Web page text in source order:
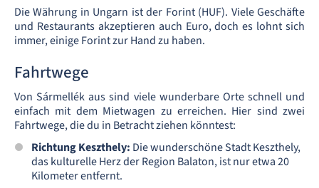
Die Währung in Ungarn ist der Forint (HUF). Viele Geschäfte
und Restaurants akzeptieren auch Euro, doch es lohnt sich
immer, einige Forint zur Hand zu haben.
Fahrtwege
Von Sármellék aus sind viele wunderbare Orte schnell und
einfach mit dem Mietwagen zu erreichen. Hier sind zwei
Fahrtwege, die du in Betracht ziehen könntest:
Richtung Keszthely: Die wunderschöne Stadt Keszthely,
das kulturelle Herz der Region Balaton, ist nur etwa 20
Kilometer entfernt.